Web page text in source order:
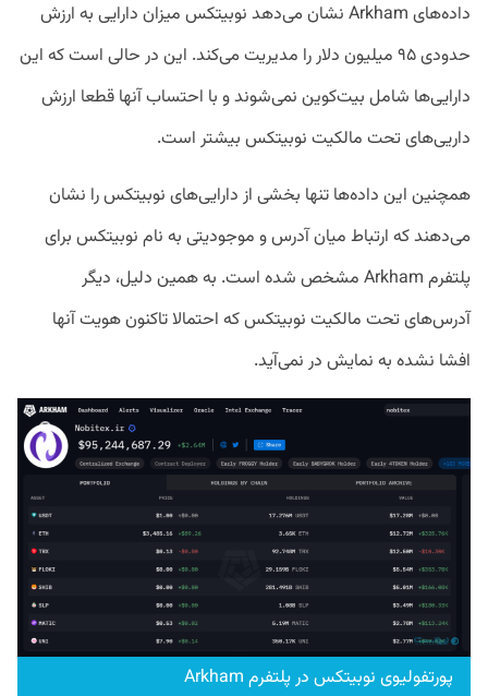
داده‌های Arkham نشان می‌دهد نوبیتکس میزان دارایی به ارزش
حدودی ۹۵ میلیون دلار را مدیریت می‌کند. این در حالی است که این
دارایی‌ها شامل بیت‌کوین نمی‌شوند و با احتساب آنها قطعا ارزش
داریی‌های تحت مالکیت نوبیتکس بیشتر است.
همچنین این داده‌ها تنها بخشی از دارایی‌های نوبیتکس را نشان
می‌دهند که ارتباط میان آدرس و موجودیتی به نام نوبیتکس برای
پلتفرم Arkham مشخص شده است. به همین دلیل، دیگر
آدرس‌های تحت مالکیت نوبیتکس که احتمالا تاکنون هویت آنها
افشا نشده‌ به نمایش در نمی‌آید.
پورتفولیوی نوبیتکس در پلتفرم Arkham